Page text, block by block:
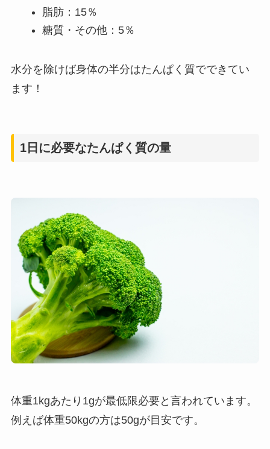
脂肪：15％
糖質・その他：5％
水分を除けば身体の半分はたんぱく質でできてい
ます！
1日に必要なたんぱく質の量
体重1kgあたり1gが最低限必要と言われています。
例えば体重50kgの方は50gが目安です。